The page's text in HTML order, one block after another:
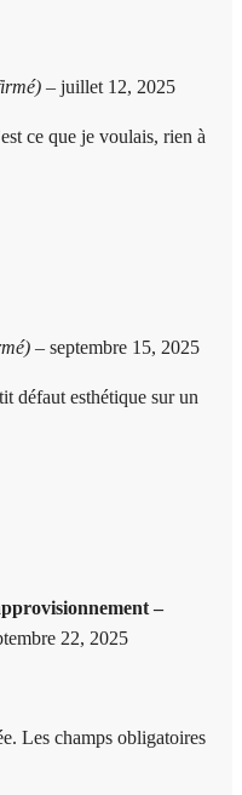
– juillet 12, 2025
ce que je voulais, rien à
– septembre 15, 2025
défaut esthétique sur un
–
22, 2025
Les champs obligatoires